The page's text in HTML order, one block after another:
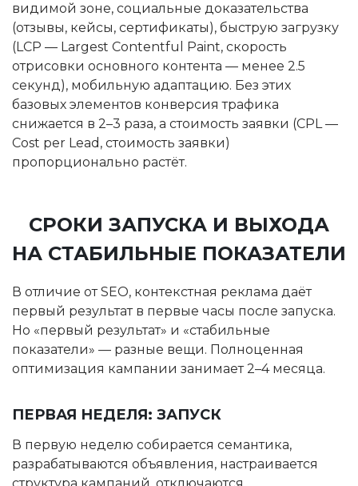
видимой зоне, социальные доказательства
(отзывы, кейсы, сертификаты), быструю загрузку
(LCP — Largest Contentful Paint, скорость
отрисовки основного контента — менее 2.5
секунд), мобильную адаптацию. Без этих
базовых элементов конверсия трафика
снижается в 2–3 раза, а стоимость заявки (CPL —
Cost per Lead, стоимость заявки)
пропорционально растёт.
СРОКИ ЗАПУСКА И ВЫХОДА
НА СТАБИЛЬНЫЕ ПОКАЗАТЕЛИ
В отличие от SEO, контекстная реклама даёт
первый результат в первые часы после запуска.
Но «первый результат» и «стабильные
показатели» — разные вещи. Полноценная
оптимизация кампании занимает 2–4 месяца.
ПЕРВАЯ НЕДЕЛЯ: ЗАПУСК
В первую неделю собирается семантика,
разрабатываются объявления, настраивается